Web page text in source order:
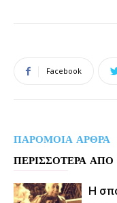
Facebook
ΠΑΡΟΜΟΙΑ ΑΡΘΡΑ
ΠΕΡΙΣΣΟΤΕΡΑ
Η